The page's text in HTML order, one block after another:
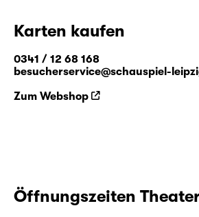
Karten kaufen
0341 / 12 68 168
besucherservice@schauspiel-
Zum Webshop
Öffnungszeiten